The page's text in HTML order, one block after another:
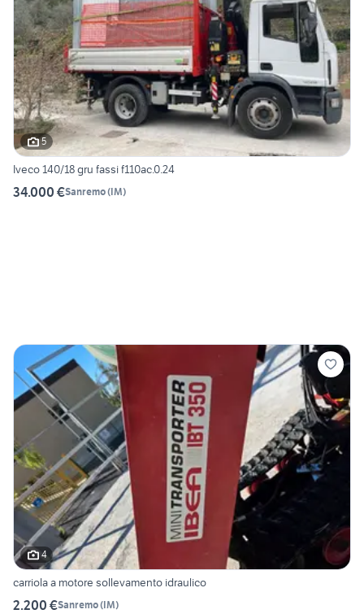
5
Iveco 140/18 gru fassi f110ac.0.24
34.000 €Sanremo(IM)
4
carriola a motore sollevamento idraulico
2.200 €Sanremo(IM)